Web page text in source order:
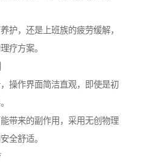
护，还是上班族的疲劳缓解，
疗方案。
操作界面简洁直观，即使是初
带来的副作用，采用无创物理
全舒适。